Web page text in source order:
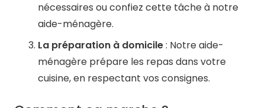
nécessaires ou confiez cette tâche à notre
aide-ménagère. ​
La préparation à domicile: Notre aide-
ménagère prépare les repas dans votre
cuisine, en respectant vos consignes. ​